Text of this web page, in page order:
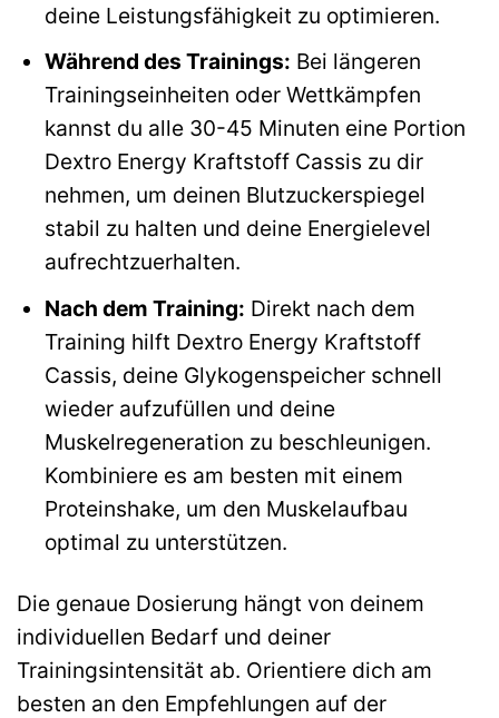
deine Leistungsfähigkeit zu optimieren.
Während des Trainings: Bei längeren
Trainingseinheiten oder Wettkämpfen
kannst du alle 30-45 Minuten eine Portion
Dextro Energy Kraftstoff Cassis zu dir
nehmen, um deinen Blutzuckerspiegel
stabil zu halten und deine Energielevel
aufrechtzuerhalten.
Nach dem Training: Direkt nach dem
Training hilft Dextro Energy Kraftstoff
Cassis, deine Glykogenspeicher schnell
wieder aufzufüllen und deine
Muskelregeneration zu beschleunigen.
Kombiniere es am besten mit einem
Proteinshake, um den Muskelaufbau
optimal zu unterstützen.
Die genaue Dosierung hängt von deinem
individuellen Bedarf und deiner
Trainingsintensität ab. Orientiere dich am
besten an den Empfehlungen auf der